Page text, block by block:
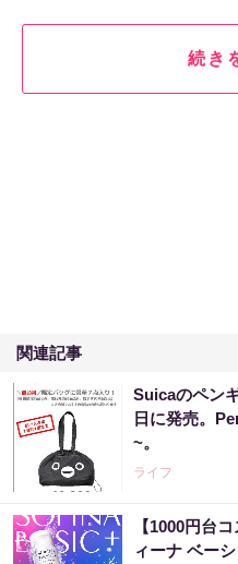
続き
関連記事
Suicaのペン
日に発売。
~。
ライフ
【1000円台
ィーナ ベー